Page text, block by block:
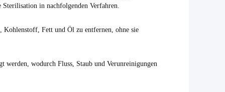
in nachfolgenden Verfahren.
Fett und Öl zu entfernen, ohne sie
werden, wodurch Fluss, Staub und Verunreinigungen